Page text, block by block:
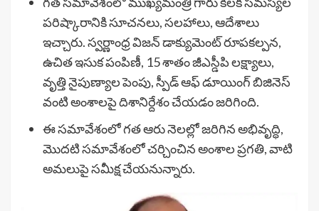
పరిష్కారానికి సూచనలు, సలహాలు, ఆదేశాలు
ఇచ్చారు. స్వర్ణాంధ్ర విజన్ డాక్యుమెంట్ రూపకల్పన,
ఉచిత ఇసుక పంపిణీ, 15 శాతం జీఎస్డీపి లక్ష్యాలు,
వృత్తి నైపుణ్యాల పెంపు, స్పీడ్ ఆఫ్ డూయింగ్ బిజినెస్
వంటి అంశాలపై దిశానిర్దేశం చేయడం జరిగింది.
ఈ సమావేశంలో గత ఆరు నెలల్లో జరిగిన అభివృద్ధి,
మొదటి సమావేశంలో చర్చించిన అంశాల ప్రగతి, వాటి
అమలుపై సమీక్ష చేయనున్నారు.